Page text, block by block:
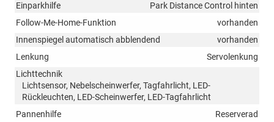
Einparkhilfe
Park Distance Control hinten
Follow-Me-Home-Funktion
vorhanden
Innenspiegel automatisch abblendend
vorhanden
Lenkung
Servolenkung
Lichttechnik
Lichtsensor, Nebelscheinwerfer, Tagfahrlicht, LED-
Rückleuchten, LED-Scheinwerfer, LED-Tagfahrlicht
Pannenhilfe
Reserverad